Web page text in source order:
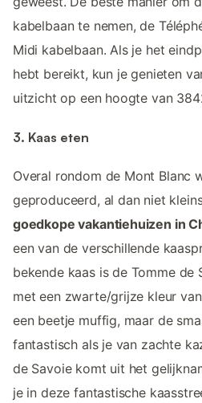
kabelbaan te nemen, de
Midi kabelbaan. Als je het
hebt bereikt, kun je genieten
uitzicht op een hoogte van
3. Kaas eten
Overal rondom de Mont Blanc
geproduceerd, al dan niet
goedkope vakantiehuizen in
een van de verschillende
bekende kaas is de Tomme de
met een zwarte/grijze kleur
een beetje muffig, maar de
fantastisch als je van zachte
de Savoie komt uit het
je in deze fantastische